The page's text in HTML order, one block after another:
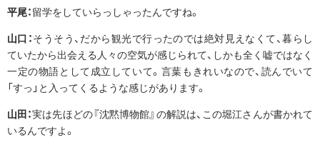
平尾：留学をしていらっしゃったんですね。
山口：そうそう、だから観光で行ったのでは絶対見えなくて、暮らし
ていたから出会える人々の空気が感じられて、しかも全く嘘ではなく
一定の物語として成立していて。言葉もきれいなので、読んでいて
「すっ」と入ってくるような感じがあります。
山田：実は先ほどの『沈黙博物館』の解説は、この堀江さんが書かれて
いるんですよ。